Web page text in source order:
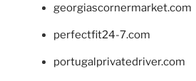
georgiascornermarket.com
perfectfit24-7.com
portugalprivatedriver.com